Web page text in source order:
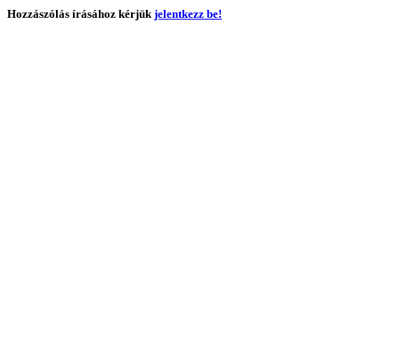
Hozzászólás írásához kérjükjelentkezz be!